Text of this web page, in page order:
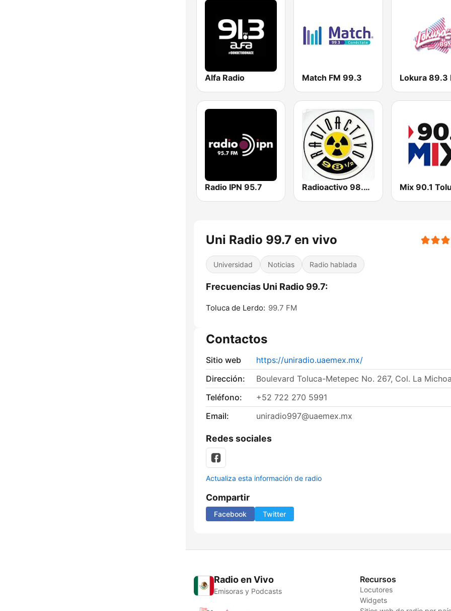
Alfa Radio Match FM 99.3 Lokura 89.3
Radio IPN 95.7 Radioactivo 98.5 FM Mix 90.1
Uni Radio 99.7 en vivo
Universidad Noticias Radio hablada
Frecuencias Uni Radio 99.7:
Toluca de Lerdo: 99.7 FM
Contactos
Sitio web
https://uniradio.uaemex.mx/
Dirección:
Boulevard Toluca-Metepec No. 267, Col. La
Teléfono:
+52 722 270 5991
Email:
uniradio997@uaemex.mx
Redes sociales
Actualiza esta información de radio
Compartir
Facebook Twitter
Radio en Vivo
Emisoras y Podcasts
Recursos
Locutores
Widgets